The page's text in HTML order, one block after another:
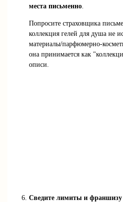
места письменно
Попросите страховщика
коллекция гелей для душа не
материалы/парфюмерно-
она принимается как
описи.
Сведите лимиты и франшизу